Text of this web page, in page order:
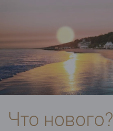
Что нового?